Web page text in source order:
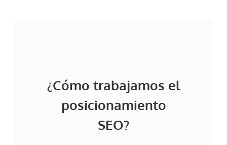
¿Cómo trabajamos el
posicionamiento
SEO?